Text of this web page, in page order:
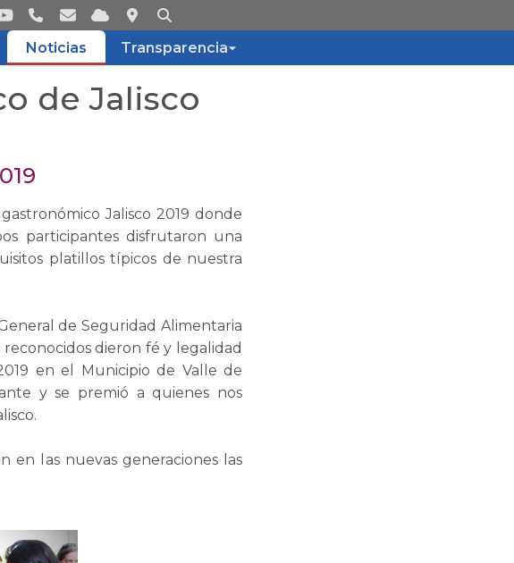
Noticias Transparencia
de Jalisco
Jalisco 2019 donde
participantes disfrutaron una
platillos típicos de nuestra
de Seguridad Alimentaria
dieron fé y legalidad
en el Municipio de Valle de
y se premió a quienes nos
en las nuevas generaciones las